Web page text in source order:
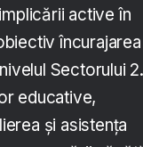
active în
încurajarea
Sectorului 2.
educative,
și asistența